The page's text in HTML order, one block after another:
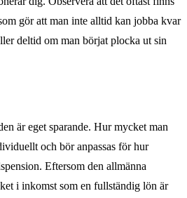
gör att man inte alltid kan jobba kvar
deltid om man börjat plocka ut sin
är eget sparande. Hur mycket man
och bör anpassas för hur
Eftersom den allmänna
i inkomst som en fullständig lön är